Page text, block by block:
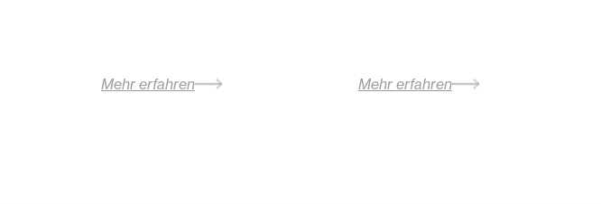
Mehr erfahren Mehr erfahren